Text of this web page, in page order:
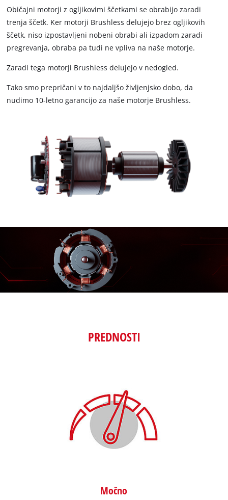
Običajni motorji z ogljikovimi ščetkami se obrabijo zaradi
trenja ščetk. Ker motorji Brushless delujejo brez ogljikovih
ščetk, niso izpostavljeni nobeni obrabi ali izpadom zaradi
pregrevanja, obraba pa tudi ne vpliva na naše motorje.
Zaradi tega motorji Brushless delujejo v nedogled.
Tako smo prepričani v to najdaljšo življenjsko dobo, da
nudimo 10-letno garancijo za naše motorje Brushless.
PREDNOSTI
Močno